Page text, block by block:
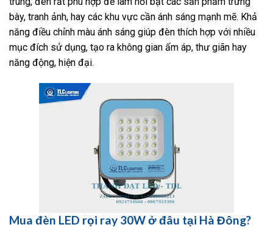
bày, tranh ảnh, hay các khu vực cần ánh sáng mạnh mẽ. Khả
năng điều chỉnh màu ánh sáng giúp đèn thích hợp với nhiều
mục đích sử dụng, tạo ra không gian ấm áp, thư giãn hay
năng động, hiện đại.
Mua đèn LED rọi ray 30W ở đâu tại Hà Đông?